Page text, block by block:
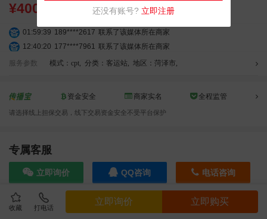
收藏 打电话
立即询价 立即购买
¥40000.00
01:59:39 189****2617 联系了该媒体所在商家
12:40:20 177****7961 联系了该媒体所在商家
04:12:36 181****8167
联系了该媒体所在商家
10:08:47
155****5272
联系了该媒体所在商家
04:09:07
11:44:28 130****3379 联系了该媒体所在商家
08:36:41 191****0991
联系了该媒体所在商家
186****8762 联系了该媒体所在商家
10:41:47
139****8472 联系了该媒体所在商家
服务参数 模式：cpt, 分类：客运站, 地区：菏泽市,
资金安全 商家实名 全程监管
请选择线上担保交易，线下交易资金安全不受平台保护
专属客服
立即询价 QQ咨询 电话咨询
效果截图
还没有账号? 立即注册